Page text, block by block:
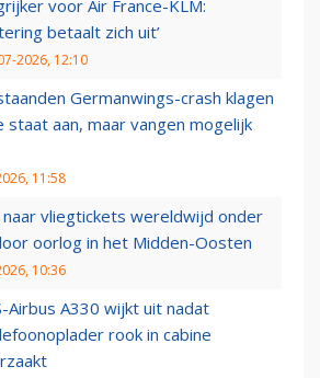
voor Air France-KLM:
betaalt zich uit’
2026, 12:10
Germanwings-crash klagen
staat aan, maar vangen mogelijk
11:58
naar vliegtickets wereldwijd onder
oorlog in het Midden-Oosten
10:36
Airbus A330 wijkt uit nadat
rook in cabine